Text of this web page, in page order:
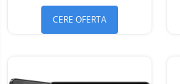
CERE OFERTA